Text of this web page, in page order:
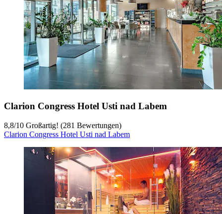
Clarion Congress Hotel Usti nad Labem
8,8/10 Großartig! (281 Bewertungen)
Clarion Congress Hotel Usti nad Labem